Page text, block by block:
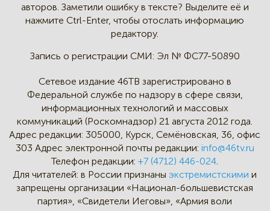
авторов. Заметили ошибку в тексте? Выделите её и
нажмите Ctrl-Enter, чтобы отослать информацию
редактору.
Запись о регистрации СМИ: Эл № ФС77-50890
Сетевое издание 46ТВ зарегистрировано в
Федеральной службе по надзору в сфере связи,
информационных технологий и массовых
коммуникаций (Роскомнадзор) 21 августа 2012 года.
Адрес редакции: 305000, Курск, Семёновская, 36, офис
303 Адрес электронной почты редакции: info@46tv.ru
Телефон редакции: +7 (4712) 446-024
Для читателей: в России признаныэкстремистскими и
запрещены организации «Национал-большевистская
партия», «Свидетели Иеговы», «Армия воли